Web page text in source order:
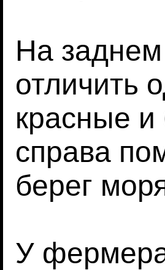
На
отличить
красные
справа
берег
У